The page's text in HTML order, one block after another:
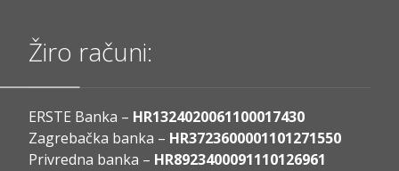
Žiro računi:
ERSTE Banka – HR1324020061100017430
Zagrebačka banka – HR3723600001101271550
Privredna banka – HR8923400091110126961